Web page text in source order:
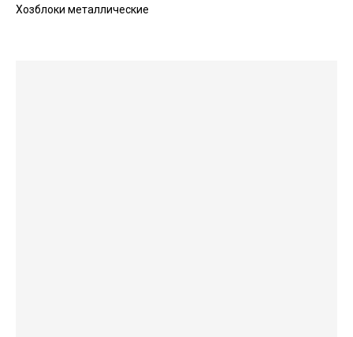
Хозблоки металлические